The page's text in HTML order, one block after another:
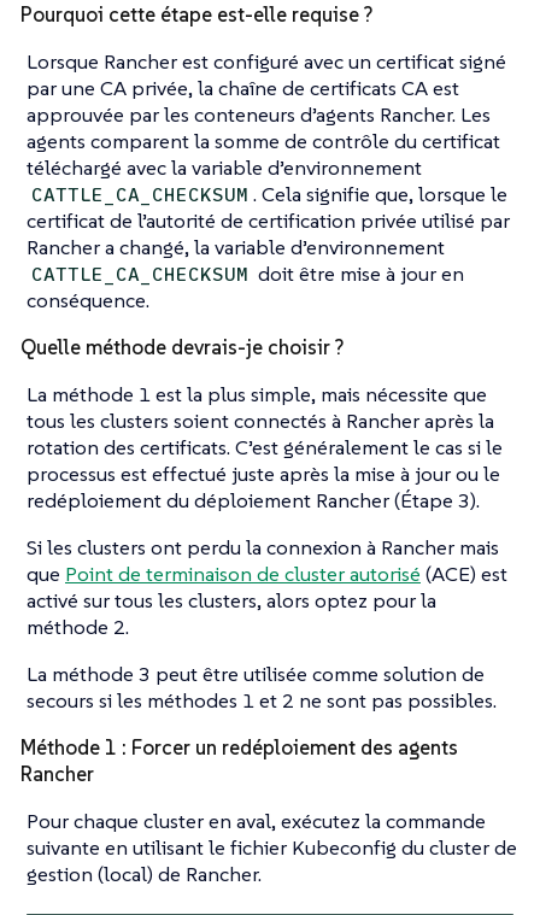
Pourquoi cette étape est-elle requise ?
Lorsque Rancher est configuré avec un certificat signé
par une CA privée, la chaîne de certificats CA est
approuvée par les conteneurs d’agents Rancher. Les
agents comparent la somme de contrôle du certificat
téléchargé avec la variable d’environnement
CATTLE_CA_CHECKSUM . Cela signifie que, lorsque le
certificat de l’autorité de certification privée utilisé par
Rancher a changé, la variable d’environnement
CATTLE_CA_CHECKSUM doit être mise à jour en
conséquence.
Quelle méthode devrais-je choisir ?
La méthode 1 est la plus simple, mais nécessite que
tous les clusters soient connectés à Rancher après la
rotation des certificats. C’est généralement le cas si le
processus est effectué juste après la mise à jour ou le
redéploiement du déploiement Rancher (Étape 3).
Si les clusters ont perdu la connexion à Rancher mais
que Point de terminaison de cluster autorisé (ACE) est
activé sur tous les clusters, alors optez pour la
méthode 2.
La méthode 3 peut être utilisée comme solution de
secours si les méthodes 1 et 2 ne sont pas possibles.
Méthode 1 : Forcer un redéploiement des agents
Rancher
Pour chaque cluster en aval, exécutez la commande
suivante en utilisant le fichier Kubeconfig du cluster de
gestion (local) de Rancher.